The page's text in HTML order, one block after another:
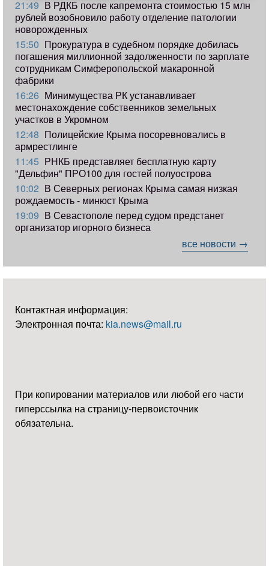
21:49 В РДКБ после капремонта стоимостью 15 млн
рублей возобновило работу отделение патологии
новорожденных
15:50 Прокуратура в судебном порядке добилась
погашения миллионной задолженности по зарплате
сотрудникам Симферопольской макаронной
фабрики
16:26 Минимущества РК устанавливает
местонахождение собственников земельных
участков в Укромном
12:48 Полицейские Крыма посоревновались в
армрестлинге
11:45 РНКБ представляет бесплатную карту
"Дельфин" ПРО100 для гостей полуострова
10:02 В Северных регионах Крыма самая низкая
рождаемость - минюст Крыма
19:09 В Севастополе перед судом предстанет
организатор игорного бизнеса
все новости →
Контактная информация:
Электронная почта: kia.news@mail.ru
При копировании материалов или любой его части
гиперссылка на страницу-первоисточник
обязательна.